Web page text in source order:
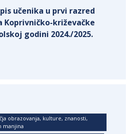
učenika u prvi razred
Koprivničko-križevačke
godini 2024./2025.
obrazovanja, kulture, znanosti,
manjina